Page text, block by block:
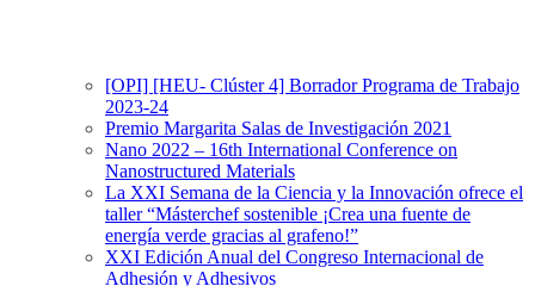
[OPI] [HEU- Clúster 4] Borrador Programa de Trabajo
2023-24
Premio Margarita Salas de Investigación 2021
Nano 2022 – 16th International Conference on
Nanostructured Materials
La XXI Semana de la Ciencia y la Innovación ofrece el
taller “Másterchef sostenible ¡Crea una fuente de
energía verde gracias al grafeno!”
XXI Edición Anual del Congreso Internacional de
Adhesión y Adhesivos